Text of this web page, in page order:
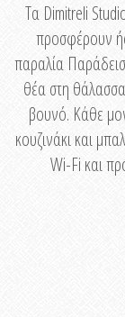
Τα Dimitreli
προσφέρουν
παραλία
θέα στη
βουνό. Κάθε
κουζινάκι και
Wi-Fi και